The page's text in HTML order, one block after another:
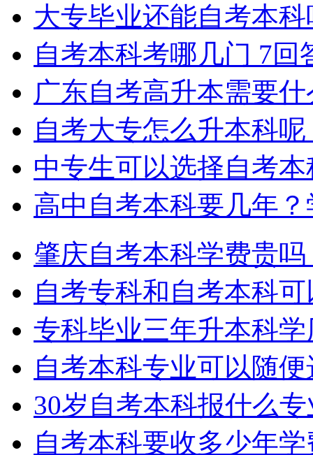
大专毕业还能自考本科
自考本科考哪几门 7回
广东自考高升本需要
自考大专怎么升本科呢
中专生可以选择自考
高中自考本科要几年
肇庆自考本科学费贵
自考专科和自考本科
专科毕业三年升本科
自考本科专业可以随
30岁自考本科报什么
自考本科要收多少年